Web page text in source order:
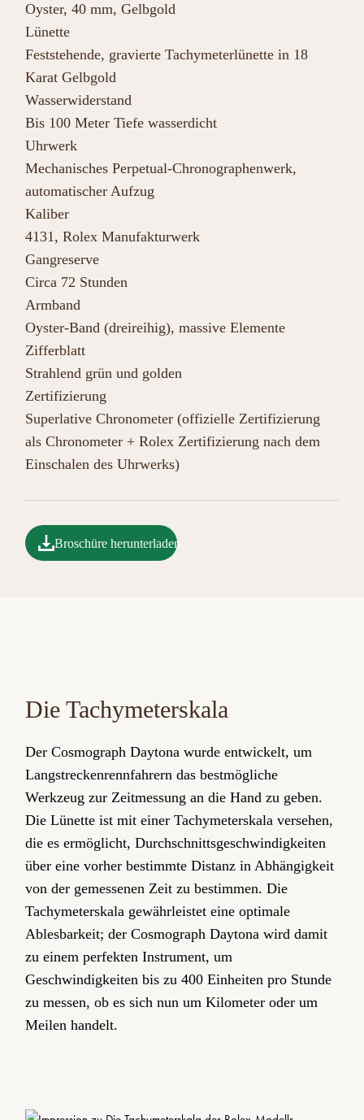
Oyster, 40 mm, Gelbgold
Lünette
Feststehende, gravierte Tachymeterlünette in 18
Karat Gelbgold
Wasserwiderstand
Bis 100 Meter Tiefe wasserdicht
Uhrwerk
Mechanisches Perpetual-Chronographenwerk,
automatischer Aufzug
Kaliber
4131, Rolex Manufakturwerk
Gangreserve
Circa 72 Stunden
Armband
Oyster-Band (dreireihig), massive Elemente
Zifferblatt
Strahlend grün und golden
Zertifizierung
Superlative Chronometer (offizielle Zertifizierung
als Chronometer + Rolex Zertifizierung nach dem
Einschalen des Uhrwerks)
Broschüre herunterladen
Die Tachy­meter­­skala
Der Cosmograph Daytona wurde entwickelt, um
Langstrecken­rennfahrern das bestmögliche
Werkzeug zur Zeitmessung an die Hand zu geben.
Die Lünette ist mit einer Tachymeter­­skala versehen,
die es ermöglicht, Durchschnitts­geschwindigkeiten
über eine vorher bestimmte Distanz in Abhängigkeit
von der gemessenen Zeit zu bestimmen. Die
Tachymeterskala gewährleistet eine optimale
Ablesbarkeit; der Cosmograph Daytona wird damit
zu einem perfekten Instrument, um
Geschwindigkeiten bis zu 400 Einheiten pro Stunde
zu messen, ob es sich nun um Kilometer oder um
Meilen handelt.